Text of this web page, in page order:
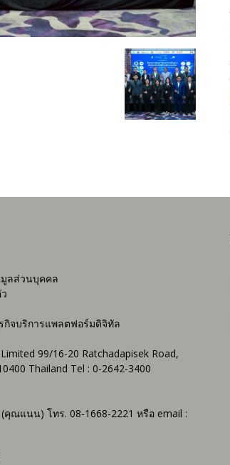
ลส่วนบุคคล
กิจบริการแพลตฟอร์มดิจิทัล
99/16-20 Ratchadapisek Road,
Thailand Tel : 0-2642-3400
ณแนน) โทร. 08-1668-2221 หรือ email :